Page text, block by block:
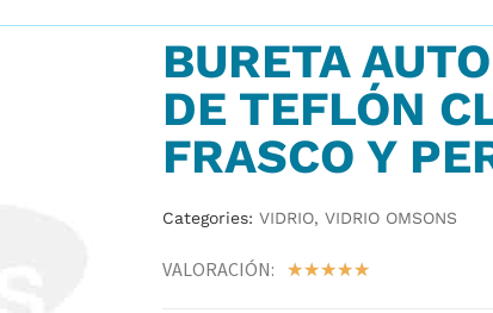
BURETA
DE TEFLÓN
FRASCO Y
Categories: VIDRIO, VIDRIO OMSONS
VALORACIÓN: ☆☆☆☆☆